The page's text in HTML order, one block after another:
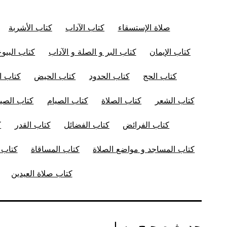
صلاة الإستسقاء كتاب الآداب كتاب الأشربة
كتاب الإيمان كتاب البر و الصلة و الآداب كتاب
كتاب الحج كتاب الحدود كتاب الحيض كتاب
كتاب الشعر كتاب الصلاة كتاب الصيام كتاب
كتاب الفرائض كتاب الفضائل كتاب القدر
كتاب المساجد و مواضع الصلاة كتاب المساقاة كتاب
كتاب صلاة العيدين